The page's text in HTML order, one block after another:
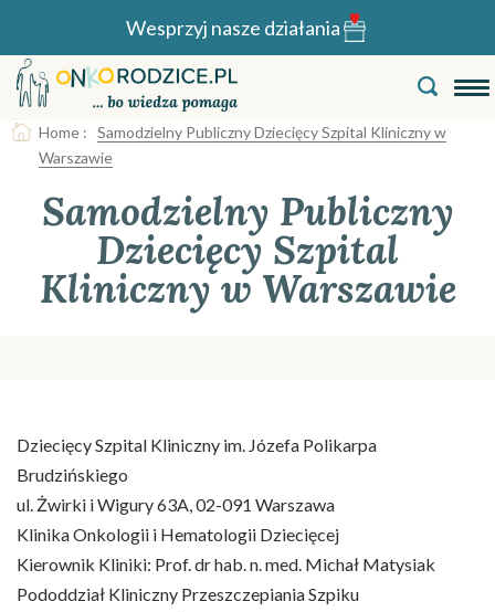
Wesprzyj nasze działania
Home : Samodzielny Publiczny Dziecięcy Szpital Kliniczny w
Warszawie
Samodzielny Publiczny
Dziecięcy Szpital
Kliniczny w Warszawie
Dziecięcy Szpital Kliniczny im. Józefa Polikarpa
Brudzińskiego
ul. Żwirki i Wigury 63A, 02-091 Warszawa
Klinika Onkologii i Hematologii Dziecięcej
Kierownik Kliniki: Prof. dr hab. n. med. Michał Matysiak
Pododdział Kliniczny Przeszczepiania Szpiku